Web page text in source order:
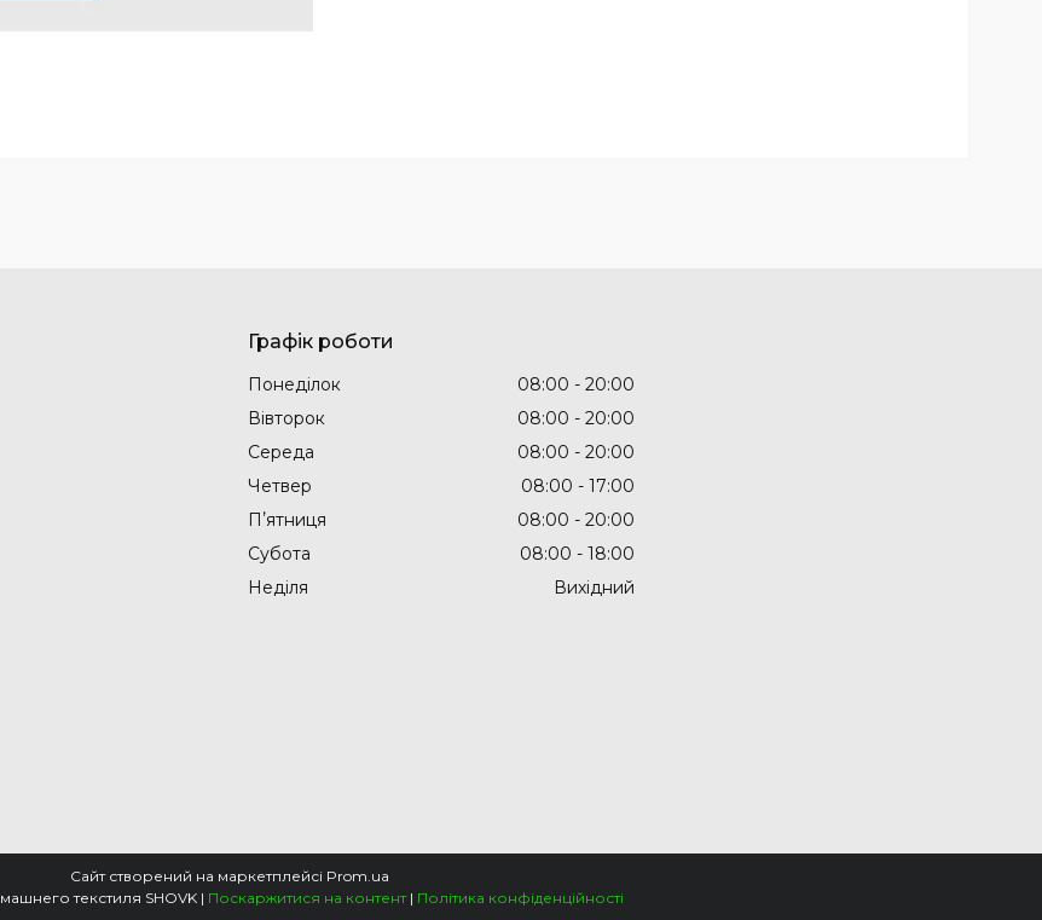
Графік роботи
Понеділок 08:00
20:00
Вівторок
08:00
20:00
Середа
08:00
20:00
Четвер
08:00
17:00
Пʼятниця
08:00
20:00
Субота
08:00
18:00
Неділя
Вихідний
Сайт створений на маркетплейсі Prom.ua
Интернет-магазин домашнего текстиля SHOVK | Поскаржитися на контент | Політика конфіденційності